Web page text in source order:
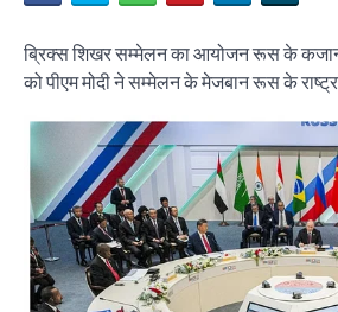
ब्रिक्स शिखर सम्मेलन का आयोजन रूस के कजान
को पीएम मोदी ने सम्मेलन के मेजबान रूस के